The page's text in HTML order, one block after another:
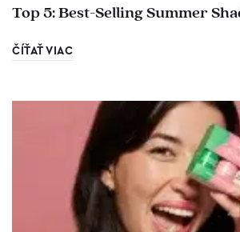
Top 5: Best-Selling Summer
ČÍŤAŤ VIAC